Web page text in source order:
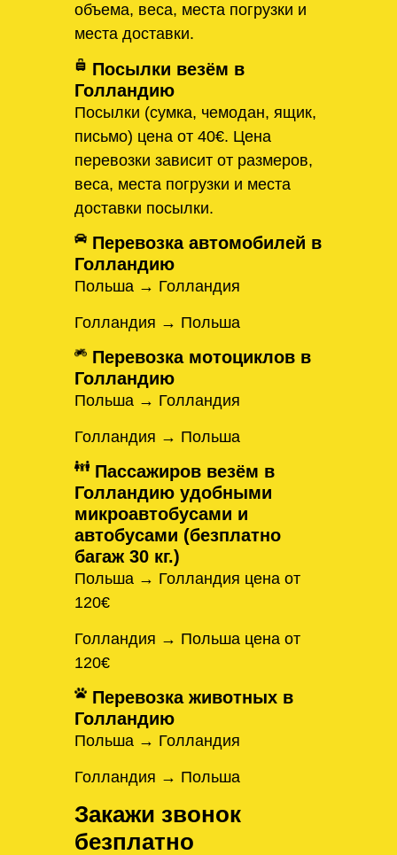
объема, веса, места погрузки и
места доставки.
Посылки везём в
Голландию
Посылки (сумка, чемодан, ящик,
письмо) цена от 40€. Цена
перевозки зависит от размеров,
веса, места погрузки и места
доставки посылки.
Перевозка автомобилей в
Голландию
Польша → Голландия
Голландия → Польша
Перевозка мотоциклов в
Голландию
Польша → Голландия
Голландия → Польша
Пассажиров везём в
Голландию удобными
микроавтобусами и
автобусами (безплатно
багаж 30 кг.)
Польша → Голландия цена от
120€
Голландия → Польша цена от
120€
Перевозка животных в
Голландию
Польша → Голландия
Голландия → Польша
Закажи звонок
безплатно